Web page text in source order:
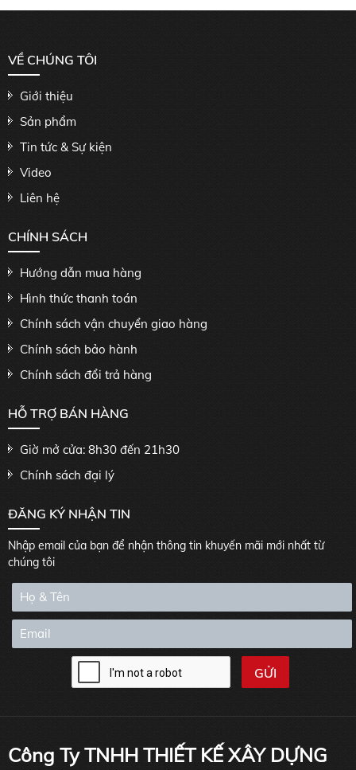
VỀ CHÚNG TÔI
Giới thiệu
Sản phẩm
Tin tức & Sự kiện
Video
Liên hệ
CHÍNH SÁCH
Hướng dẫn mua hàng
Hình thức thanh toán
Chính sách vận chuyển giao hàng
Chính sách bảo hành
Chính sách đổi trả hàng
HỖ TRỢ BÁN HÀNG
Giờ mở cửa: 8h30 đến 21h30
Chính sách đại lý
ĐĂNG KÝ NHẬN TIN
Nhập email của bạn để nhận thông tin khuyến mãi mới nhất từ
chúng tôi
Công Ty TNHH THIẾT KẾ XÂY DỰNG